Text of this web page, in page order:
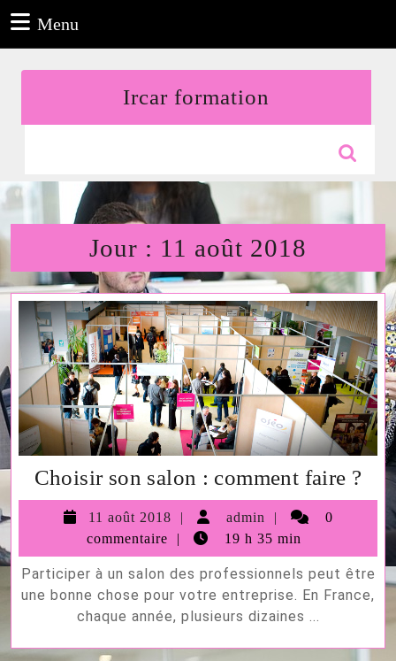
au
contenu
Menu
Ircar formation
for:
Jour : 11 août 2018
Choisir son salon : comment faire ?
son
:
11 août 2018
11
août
2018
admin admin 0
commentaire
19 h 35 min
Participer à un salon des professionnels peut être
une bonne chose pour votre entreprise. En France,
chaque année, plusieurs dizaines ...